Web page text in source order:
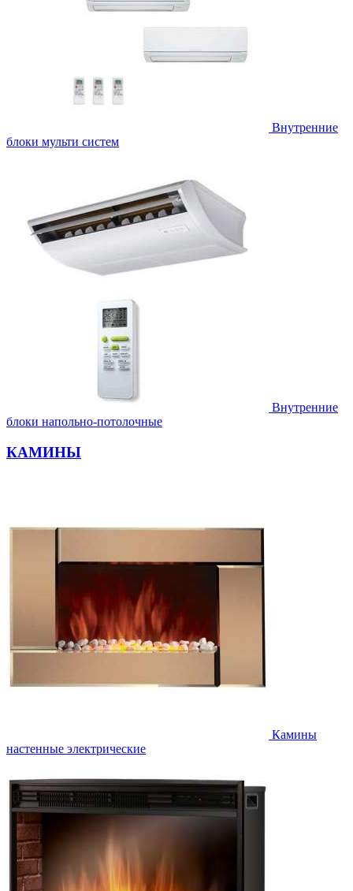
Внутренние
блоки мульти систем
Внутренние
блоки напольно-потолочные
КАМИНЫ
Камины
настенные электрические